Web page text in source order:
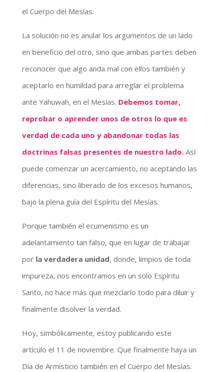
el Cuerpo del Mesías.
La solución no es anular los argumentos de un lado
en beneficio del otro, sino que ambas partes deben
reconocer que algo anda mal con ellos también y
aceptarlo en humildad para arreglar el problema
ante Yahuwah, en el Mesías. Debemos tomar,
reprobar o aprender unos de otros lo que es
verdad de cada uno y abandonar todas las
doctrinas falsas presentes de nuestro lado.Así
puede comenzar un acercamiento, no aceptando las
diferencias, sino liberado de los excesos humanos,
bajo la plena guía del Espíritu del Mesías.
Porque también el ecumenismo es un
adelantamiento tan falso, que en lugar de trabajar
por la verdadera unidad, donde, limpios de toda
impureza, nos encontramos en un solo Espíritu
Santo, no hace más que mezclarlo todo para diluir y
finalmente disolver la verdad.
Hoy, simbólicamente, estoy publicando este
artículo el 11 de noviembre. Que finalmente haya un
Día de Armisticio también en el Cuerpo del Mesías.